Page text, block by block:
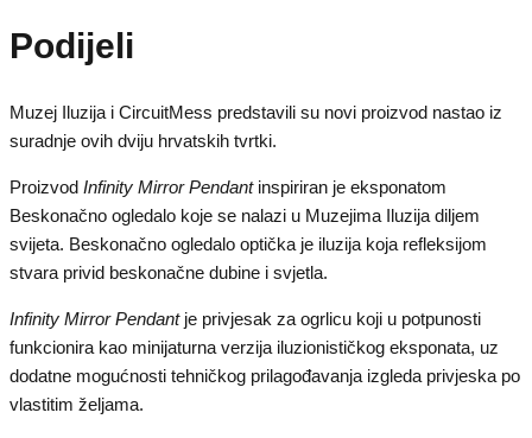
Podijeli
Muzej Iluzija i CircuitMess predstavili su novi proizvod nastao iz
suradnje ovih dviju hrvatskih tvrtki.
Proizvod Infinity Mirror Pendantinspiriran je eksponatom
Beskonačno ogledalo koje se nalazi u Muzejima Iluzija diljem
svijeta. Beskonačno ogledalo optička je iluzija koja refleksijom
stvara privid beskonačne dubine i svjetla.
Infinity Mirror Pendantje privjesak za ogrlicu koji u potpunosti
funkcionira kao minijaturna verzija iluzionističkog eksponata, uz
dodatne mogućnosti tehničkog prilagođavanja izgleda privjeska po
vlastitim željama.